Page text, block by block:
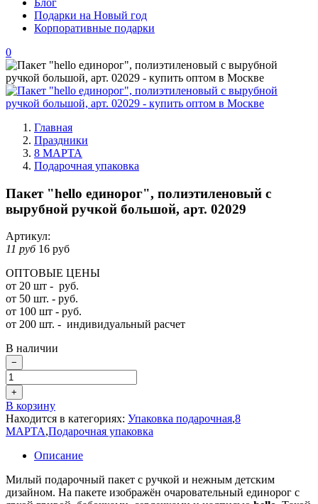
Блог
Подарки на Новый год
Корпоративные подарки
0
Главная
Праздники
8 МАРТА
Подарочная упаковка
Пакет "hello единорог", полиэтиленовый с
вырубной ручкой большой, арт. 02029
Артикул:
11 руб 16 руб
ОПТОВЫЕ ЦЕНЫ
от 20 шт - руб.
от 50 шт. - руб.
от 100 шт - руб.
от 200 шт. - индивидуальный расчет
В наличии
−
+
В корзину
Находится в категориях: Упаковка подарочная,8
МАРТА,Подарочная упаковка
Описание
Милый подарочный пакет с ручкой и нежным детским
дизайном. На пакете изображён очаровательный единорог с